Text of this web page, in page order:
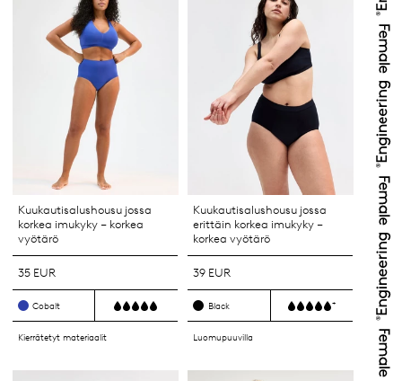
Kuukautisalushousu jossa
korkea imukyky – korkea
vyötärö
35 EUR
Cobalt
Kierrätetyt materiaalit
Kuukautisalushousu jossa
erittäin korkea imukyky –
korkea vyötärö
39 EUR
Black +
Luomupuuvilla